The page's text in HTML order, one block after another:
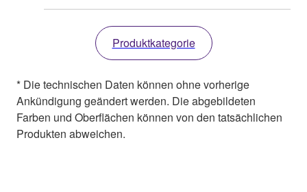
Produktkategorie
* Die technischen Daten können ohne vorherige
Ankündigung geändert werden. Die abgebildeten
Farben und Oberflächen können von den tatsächlichen
Produkten abweichen.